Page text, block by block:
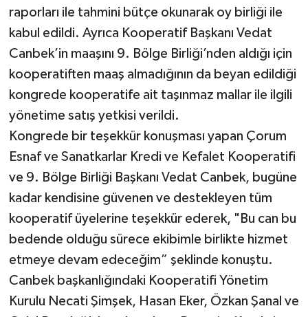
raporları ile tahmini bütçe okunarak oy birliği ile
kabul edildi. Ayrıca Kooperatif Başkanı Vedat
Canbek’in maaşını 9. Bölge Birliği’nden aldığı için
kooperatiften maaş almadığının da beyan edildiği
kongrede kooperatife ait taşınmaz mallar ile ilgili
yönetime satış yetkisi verildi.
Kongrede bir teşekkür konuşması yapan Çorum
Esnaf ve Sanatkarlar Kredi ve Kefalet Kooperatifi
ve 9. Bölge Birliği Başkanı Vedat Canbek, bugüne
kadar kendisine güvenen ve destekleyen tüm
kooperatif üyelerine teşekkür ederek, "Bu can bu
bedende olduğu sürece ekibimle birlikte hizmet
etmeye devam edeceğim” şeklinde konuştu.
Canbek başkanlığındaki Kooperatifi Yönetim
Kurulu Necati Şimşek, Hasan Eker, Özkan Şanal ve